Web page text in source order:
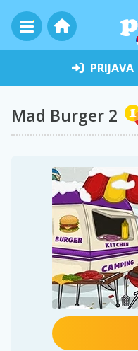
PRIJAVA
Mad Burger 2